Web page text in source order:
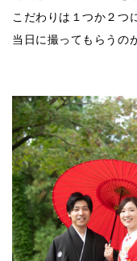
こだわりは１つか２つ
当日に撮ってもらうの